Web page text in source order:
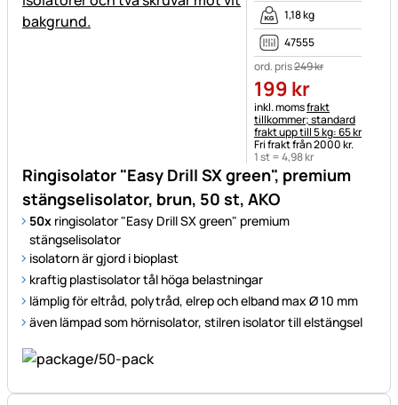
Ringisolator "Easy Drill SX green", premium
stängselisolator, brun, 50 st, AKO
50x ringisolator "Easy Drill SX green" premium
stängselisolator
isolatorn är gjord i bioplast
kraftig plastisolator tål höga belastningar
lämplig för eltråd, polytråd, elrep och elband max Ø 10 mm
även lämpad som hörnisolator, stilren isolator till elstängsel
1,18 kg
47555
ord. pris249kr
199 kr
Skatteinformation:
inkl. momsfrakt
tillkommer; standard
frakt upp till 5 kg: 65 kr
Fri frakt från 2000 kr.
1 st =4,98kr